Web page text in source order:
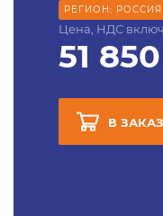
РЕГИОН: РОССИЯ
Цена, НДС
51
В ЗАКАЗ